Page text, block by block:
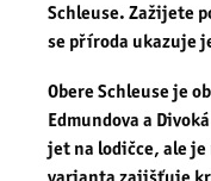
Schleuse. Zažijete
se příroda ukazuje
Obere Schleuse je
Edmundova a
jet na lodičce, ale